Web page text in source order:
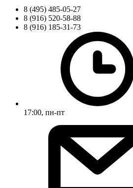
8 (495) 485-05-27
8 (916) 520-58-88
8 (916) 185-31-73
17:00, пн-пт